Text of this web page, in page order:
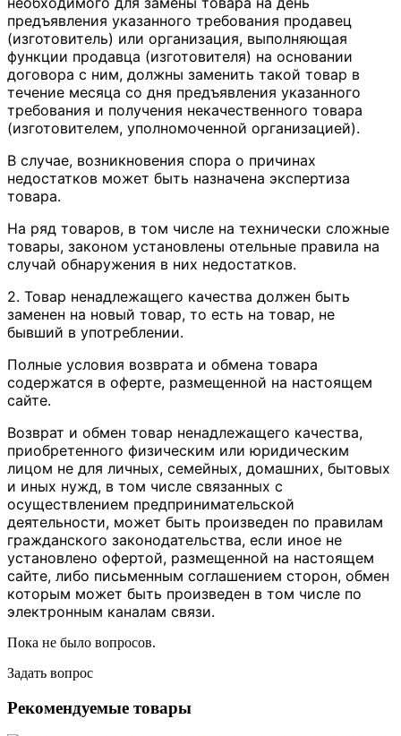
предъявления указанного требования продавец
(изготовитель) или организация, выполняющая
функции продавца (изготовителя) на основании
договора с ним, должны заменить такой товар в
течение месяца со дня предъявления указанного
требования и получения некачественного товара
(изготовителем, уполномоченной организацией).
В случае, возникновения спора о причинах
недостатков может быть назначена экспертиза
товара.
На ряд товаров, в том числе на технически сложные
товары, законом установлены отельные правила на
случай обнаружения в них недостатков.
2. Товар ненадлежащего качества должен быть
заменен на новый товар, то есть на товар, не
бывший в употреблении.
Полные условия возврата и обмена товара
содержатся в оферте, размещенной на настоящем
сайте.
Возврат и обмен товар ненадлежащего качества,
приобретенного физическим или юридическим
лицом не для личных, семейных, домашних, бытовых
и иных нужд, в том числе связанных с
осуществлением предпринимательской
деятельности, может быть произведен по правилам
гражданского законодательства, если иное не
установлено офертой, размещенной на настоящем
сайте, либо письменным соглашением сторон, обмен
которым может быть произведен в том числе по
электронным каналам связи.
Пока не было вопросов.
Задать вопрос
Рекомендуемые товары